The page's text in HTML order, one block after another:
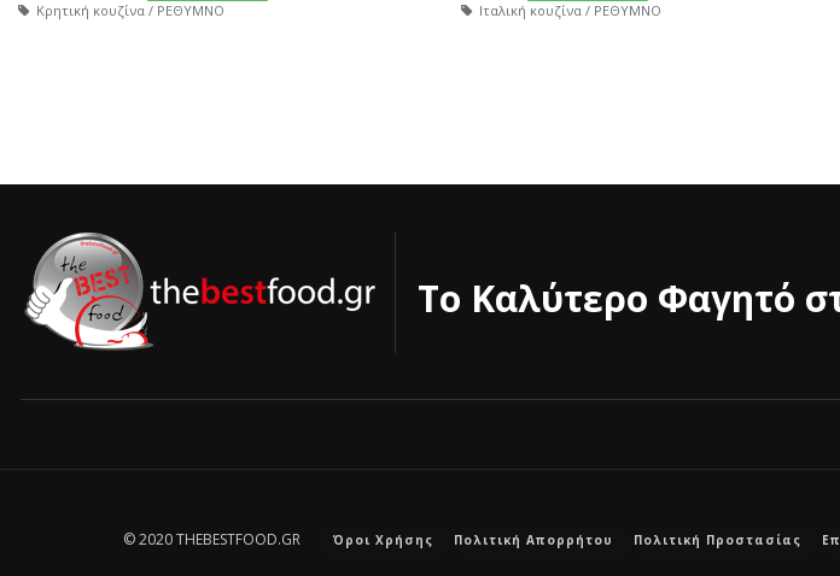
Κρητική κουζίνα / ΡΕΘΥΜΝΟ Ιταλική κουζίνα / ΡΕΘΥΜΝΟ
Το Καλύτερο Φαγητό
© 2020 THEBESTFOOD.GR Όροι Χρήσης Πολιτική Απορρήτου Πολιτική Προστασίας